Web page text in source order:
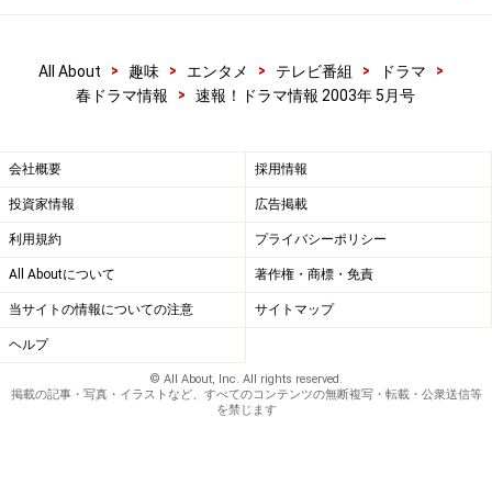
All About > 趣味 > エンタメ > テレビ番組 > ドラマ
>
春ドラマ情報
> 速報！ドラマ情報 2003年 5月号
会社概要 採用情報
投資家情報 広告掲載
利用規約 プライバシーポリシー
All Aboutについて 著作権・商標・免責
当サイトの情報についての注意 サイトマップ
ヘルプ
© All About, Inc. All rights reserved.
掲載の記事・写真・イラストなど、すべてのコンテンツの無断複写・転載・公衆送信等
を禁じます